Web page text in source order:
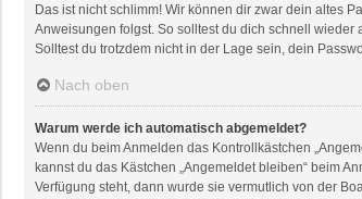
Das ist nicht schlimm! Wir können dir zwar dein altes
Anweisungen folgst. So solltest du dich schnell wieder
Solltest du trotzdem nicht in der Lage sein, dein
Nach oben
Warum werde ich automatisch abgemeldet?
Wenn du beim Anmelden das Kontrollkästchen
kannst du das Kästchen „Angemeldet bleiben“ beim
Verfügung steht, dann wurde sie vermutlich von der